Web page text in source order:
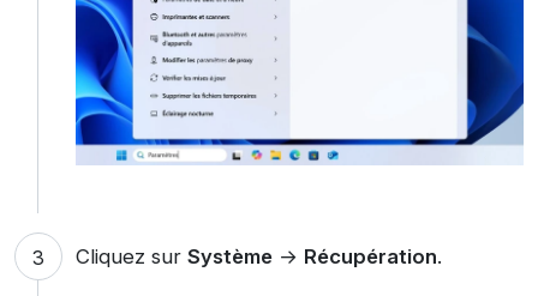
Cliquez sur Système→ Récupération.